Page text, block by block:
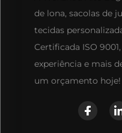
de lona, sacolas de
tecidas
Certificada ISO
experiência e mais
um orçamento hoje!